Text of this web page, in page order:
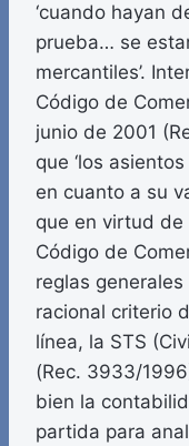
‘cuando hayan
prueba… se
mercantiles’.
Código de
junio de 2001
que ‘los
en cuanto a su
que en virtud
Código de
reglas
racional criterio
línea, la STS
(Rec. 3933/
bien la
partida para